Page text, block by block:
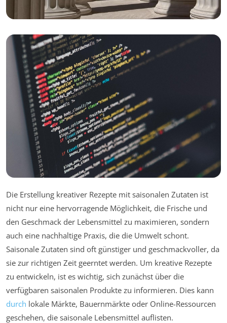
Die Erstellung kreativer Rezepte mit saisonalen Zutaten ist
nicht nur eine hervorragende Möglichkeit, die Frische und
den Geschmack der Lebensmittel zu maximieren, sondern
auch eine nachhaltige Praxis, die die Umwelt schont.
Saisonale Zutaten sind oft günstiger und geschmackvoller, da
sie zur richtigen Zeit geerntet werden. Um kreative Rezepte
zu entwickeln, ist es wichtig, sich zunächst über die
verfügbaren saisonalen Produkte zu informieren. Dies kann
durch lokale Märkte, Bauernmärkte oder Online-Ressourcen
geschehen, die saisonale Lebensmittel auflisten.